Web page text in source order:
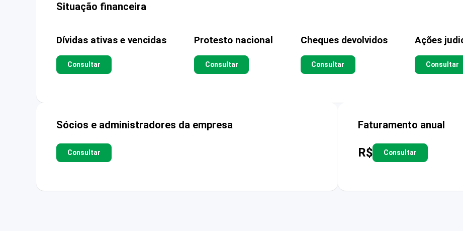
Situação financeira
Dívidas ativas e vencidas
Consultar
Protesto nacional
Consultar
Cheques devolvidos
Consultar
Ações
Consultar
Sócios e administradores da empresa
Consultar
Faturamento anual
R$ Consultar